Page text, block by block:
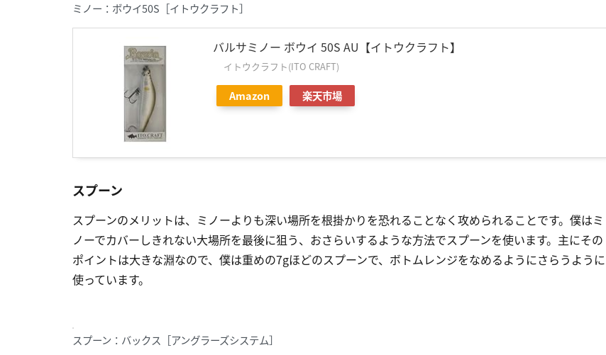
ミノー：ボウイ50S［イトウクラフト］
バルサミノー ボウイ 50S AU【イトウクラフト】
イトウクラフト(ITO CRAFT)
Amazon 楽天市場
スプーン
スプーンのメリットは、ミノーよりも深い場所を根掛かりを恐れることなく攻められることです。僕はミ
ノーでカバーしきれない大場所を最後に狙う、おさらいするような方法でスプーンを使います。主にその
ポイントは大きな淵なので、僕は重めの7gほどのスプーンで、ボトムレンジをなめるようにさらうように
使っています。
スプーン：バックス［アングラーズシステム］